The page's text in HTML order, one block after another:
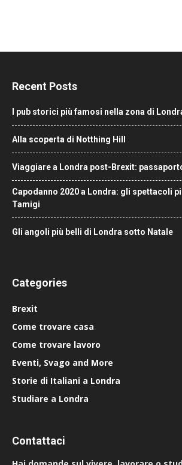
Recent Posts
I pub storici più famosi nella zona di
Alla scoperta di Notthing Hill
Viaggiare a Londra post-Brexit:
Capodanno 2020 a Londra: gli spettacoli
Tamigi
Gli angoli più belli di Londra sotto Natale
Categories
Brexit
Come trovare casa
Come trovare lavoro
Eventi, Svago and More
Storie di Italiani a Londra
Studiare a Londra
Contattaci